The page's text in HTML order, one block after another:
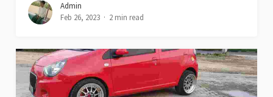
Admin
Feb 26, 2023
2 min read